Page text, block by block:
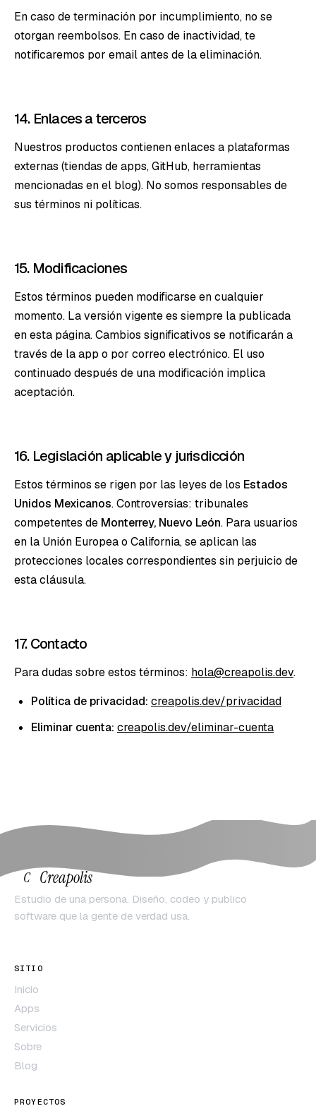
En caso de terminación por incumplimiento, no se
otorgan reembolsos. En caso de inactividad, te
notificaremos por email antes de la eliminación.
14. Enlaces a terceros
Nuestros productos contienen enlaces a plataformas
externas (tiendas de apps, GitHub, herramientas
mencionadas en el blog). No somos responsables de
sus términos ni políticas.
15. Modificaciones
Estos términos pueden modificarse en cualquier
momento. La versión vigente es siempre la publicada
en esta página. Cambios significativos se notificarán a
través de la app o por correo electrónico. El uso
continuado después de una modificación implica
aceptación.
16. Legislación aplicable y jurisdicción
Estos términos se rigen por las leyes de los Estados
Unidos Mexicanos. Controversias: tribunales
competentes de Monterrey, Nuevo León. Para usuarios
en la Unión Europea o California, se aplican las
protecciones locales correspondientes sin perjuicio de
esta cláusula.
17. Contacto
Para dudas sobre estos términos: hola@creapolis.dev.
Política de privacidad: creapolis.dev/privacidad
Eliminar cuenta: creapolis.dev/eliminar-cuenta
C Creapolis
Estudio de una persona. Diseño, codeo y publico
software que la gente de verdad usa.
SITIO
Inicio
Apps
Servicios
Sobre
Blog
PROYECTOS